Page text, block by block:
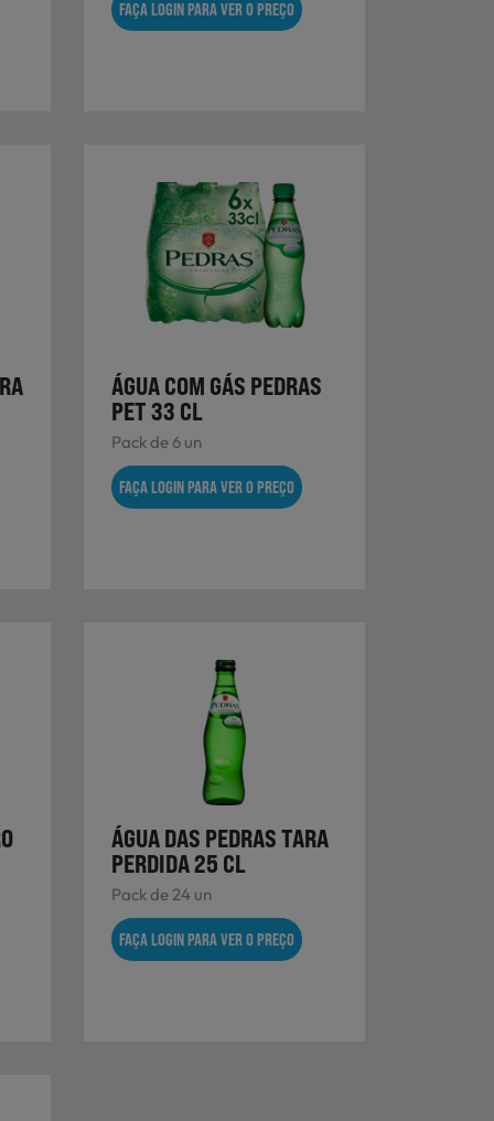
FAÇA LOGIN PARA VER O PREÇO
ÁGUA COM GÁS PEDRAS
PET 33 CL
Pack de 6 un
FAÇA LOGIN PARA VER O PREÇO
ÁGUA DAS PEDRAS TARA
PERDIDA 25 CL
Pack de 24 un
FAÇA LOGIN PARA VER O PREÇO